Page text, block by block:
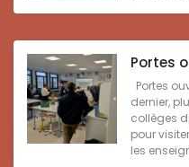
Portes
Portes
dernier,
collèges
pour
les